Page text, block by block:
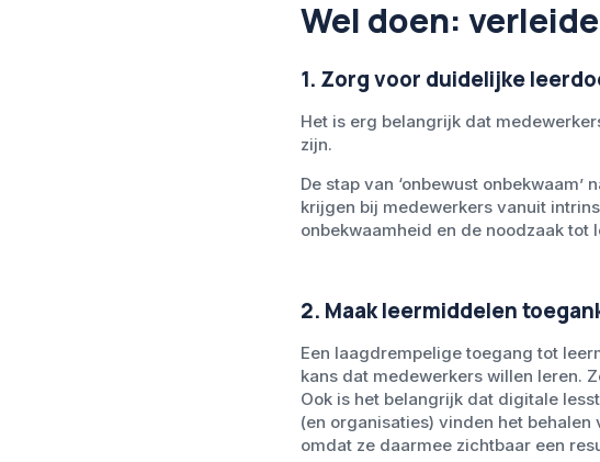
Wel doen:
1. Zorg voor duidelijke
Het is erg belangrijk dat
zijn.
De stap van ‘onbewust
krijgen bij medewerkers vanuit
onbekwaamheid en de noodzaak
2. Maak leermiddelen
Een laagdrempelige toegang tot
kans dat medewerkers willen leren.
Ook is het belangrijk dat digitale
(en organisaties) vinden het
omdat ze daarmee zichtbaar een